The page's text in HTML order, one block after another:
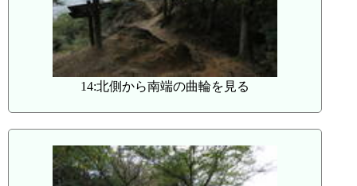
14:北側から南端の曲輪を見る